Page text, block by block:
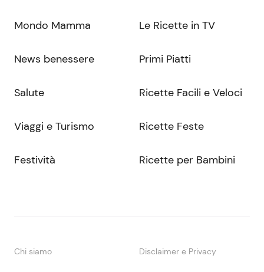
Mondo Mamma
News benessere
Salute
Viaggi e Turismo
Festività
Le Ricette in TV
Primi Piatti
Ricette Facili e Veloci
Ricette Feste
Ricette per Bambini
Chi siamo Disclaimer e Privacy